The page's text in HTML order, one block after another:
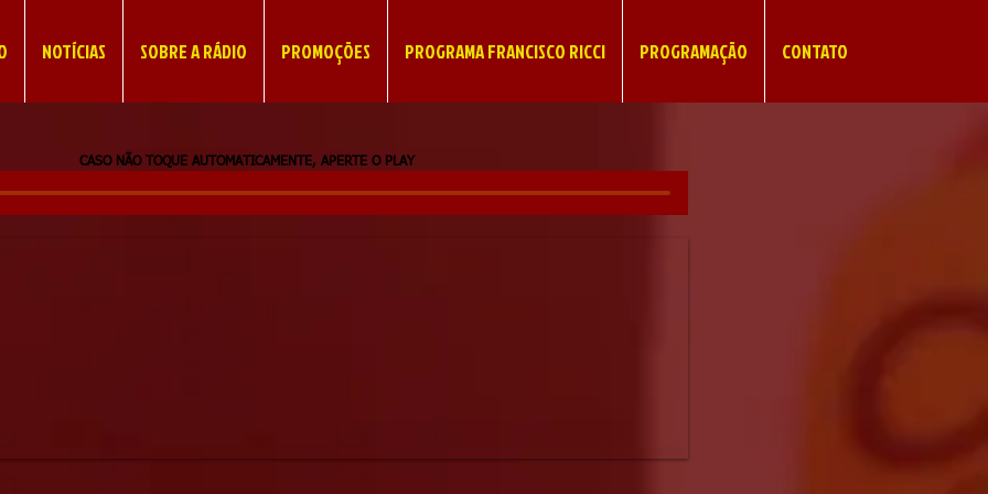
NOTÍCIAS SOBRE A RÁDIO PROMOÇÕES PROGRAMA FRANCISCO RICCI PROGRAMAÇÃO CONTATO
CASO NÃO TOQUE AUTOMATICAMENTE, APERTE O PLAY